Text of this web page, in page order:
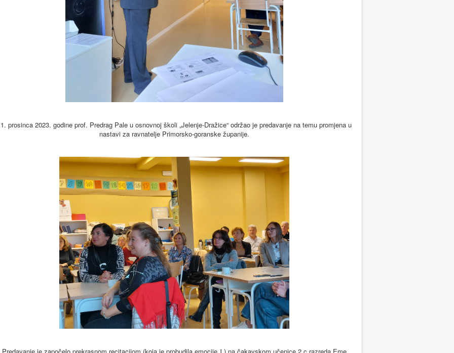
prosinca 2023. godine prof. Predrag Pale u osnovnoj školi „Jelenje-Dražice“ održao je predavanje na temu promjena u
nastavi za ravnatelje Primorsko-goranske županije.